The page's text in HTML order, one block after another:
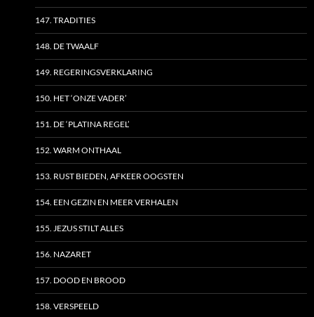
147. TRADITIES
148. DE TWAALF
149. REGERINGSVERKLARING
150. HET ‘ONZE VADER’
151. DE ‘PLATINA REGEL’
152. WARM ONTHAAL
153. RUST BIEDEN, AFKEER OOGSTEN
154. EEN GEZIN EN MEER VERHALEN
155. JEZUS STILT ALLES
156. NAZARET
157. DOOD EN BROOD
158. VERSPEELD